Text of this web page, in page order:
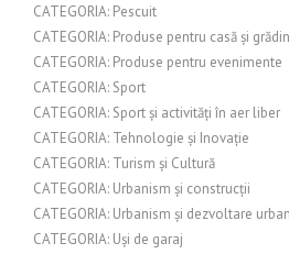
CATEGORIA: Pescuit
CATEGORIA: Produse pentru casă și
CATEGORIA: Produse pentru evenimente
CATEGORIA: Sport
CATEGORIA: Sport și activități în aer liber
CATEGORIA: Tehnologie și Inovație
CATEGORIA: Turism și Cultură
CATEGORIA: Urbanism și construcții
CATEGORIA: Urbanism și dezvoltare
CATEGORIA: Uși de garaj